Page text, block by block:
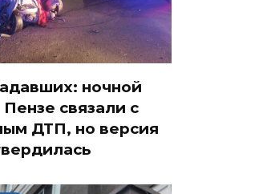
ночной
связали с
ДТП, но версия